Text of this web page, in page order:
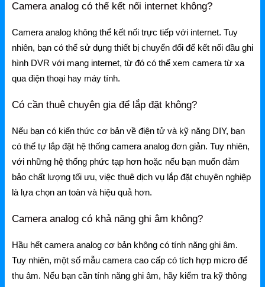
Camera analog có thể kết nối internet không?
Camera analog không thể kết nối trực tiếp với internet. Tuy
nhiên, bạn có thể sử dụng thiết bị chuyển đổi để kết nối đầu ghi
hình DVR với mạng internet, từ đó có thể xem camera từ xa
qua điện thoại hay máy tính.
Có cần thuê chuyên gia để lắp đặt không?
Nếu bạn có kiến thức cơ bản về điện tử và kỹ năng DIY, bạn
có thể tự lắp đặt hệ thống camera analog đơn giản. Tuy nhiên,
với những hệ thống phức tạp hơn hoặc nếu bạn muốn đảm
bảo chất lượng tối ưu, việc thuê dịch vụ lắp đặt chuyên nghiệp
là lựa chọn an toàn và hiệu quả hơn.
Camera analog có khả năng ghi âm không?
Hầu hết camera analog cơ bản không có tính năng ghi âm.
Tuy nhiên, một số mẫu camera cao cấp có tích hợp micro để
thu âm. Nếu bạn cần tính năng ghi âm, hãy kiểm tra kỹ thông